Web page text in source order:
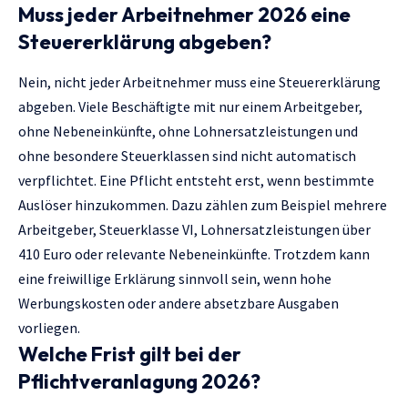
Muss jeder Arbeitnehmer 2026 eine
Steuererklärung abgeben?
Nein, nicht jeder Arbeitnehmer muss eine Steuererklärung
abgeben. Viele Beschäftigte mit nur einem Arbeitgeber,
ohne Nebeneinkünfte, ohne Lohnersatzleistungen und
ohne besondere Steuerklassen sind nicht automatisch
verpflichtet. Eine Pflicht entsteht erst, wenn bestimmte
Auslöser hinzukommen. Dazu zählen zum Beispiel mehrere
Arbeitgeber, Steuerklasse VI, Lohnersatzleistungen über
410 Euro oder relevante Nebeneinkünfte. Trotzdem kann
eine freiwillige Erklärung sinnvoll sein, wenn hohe
Werbungskosten oder andere absetzbare Ausgaben
vorliegen.
Welche Frist gilt bei der
Pflichtveranlagung 2026?